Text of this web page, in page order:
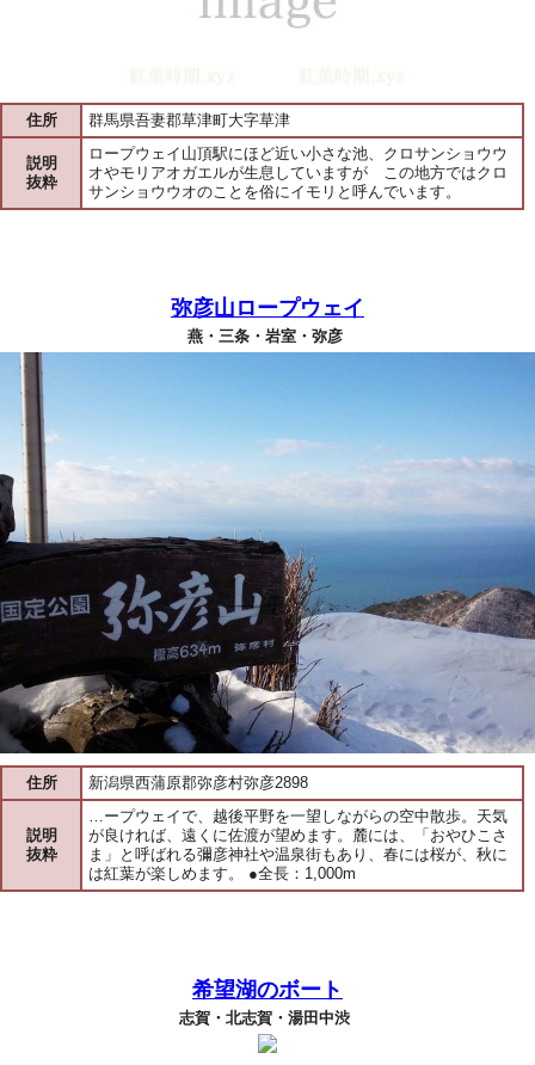
住所 群馬県吾妻郡草津町大字草津
説明
抜粋
ロープウェイ山頂駅にほど近い小さな池、クロサンショウウ
オやモリアオガエルが生息していますが この地方ではクロ
サンショウウオのことを俗にイモリと呼んでいます。
弥彦山ロープウェイ
燕・三条・岩室・弥彦
住所 新潟県西蒲原郡弥彦村弥彦2898
説明
抜粋
…ープウェイで、越後平野を一望しながらの空中散歩。天気
が良ければ、遠くに佐渡が望めます。麓には、「おやひこさ
ま」と呼ばれる彌彦神社や温泉街もあり、春には桜が、秋に
は紅葉が楽しめます。 ●全長：1,000m
希望湖のボート
志賀・北志賀・湯田中渋